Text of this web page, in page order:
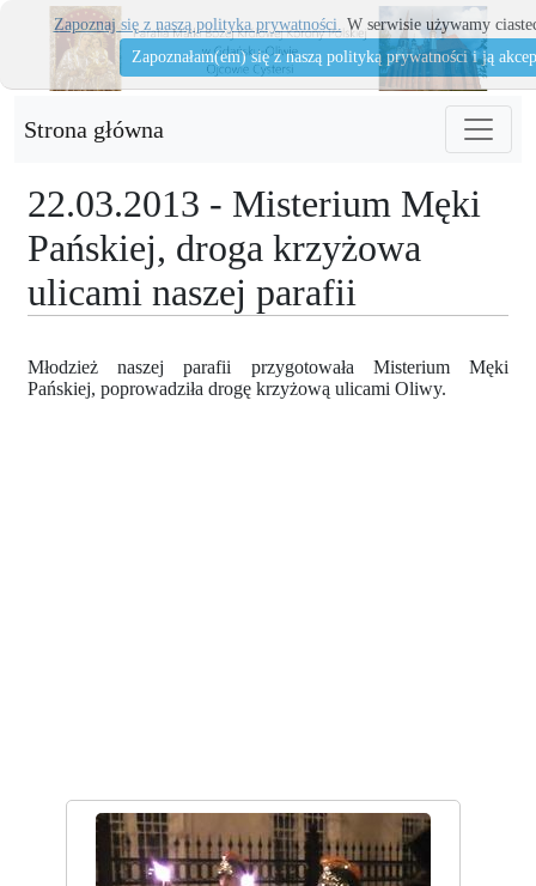
Strona główna
22.03.2013 - Misterium Męki
Pańskiej, droga krzyżowa
ulicami naszej parafii
Młodzież naszej parafii przygotowała Misterium Męki
Pańskiej, poprowadziła drogę krzyżową ulicami Oliwy.
Zapoznaj się z naszą polityka prywatności. W serwisie używamy
Zapoznałam(em) się z naszą polityką prywatności i ją